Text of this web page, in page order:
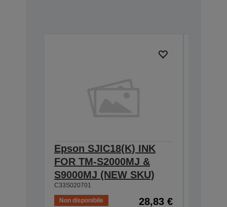
Epson SJIC18(K) INK
FOR TM-S2000MJ &
S9000MJ (NEW SKU)
C33S020701
Non disponibile 28,83 €